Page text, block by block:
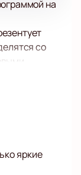
на
со
яркие